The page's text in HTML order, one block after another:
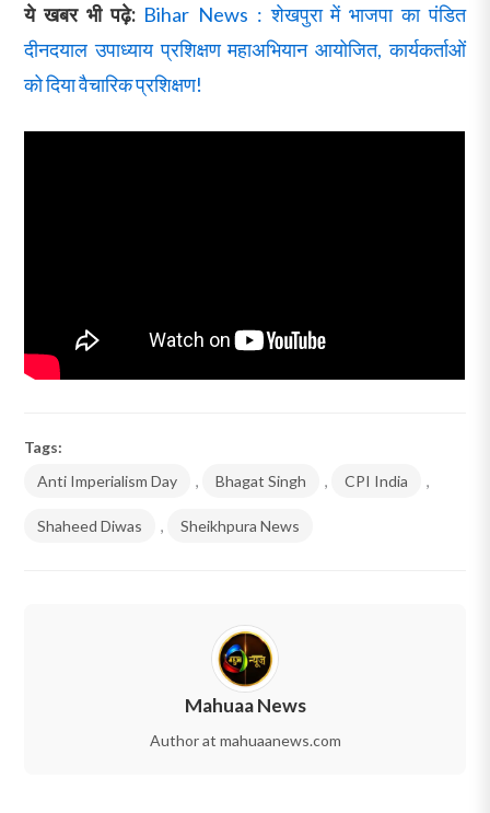
ये खबर भी पढ़े: Bihar News : शेखपुरा में भाजपा का पंडित
दीनदयाल उपाध्याय प्रशिक्षण महाअभियान आयोजित, कार्यकर्ताओं
को दिया वैचारिक प्रशिक्षण!
Tags:
Anti Imperialism Day
, Bhagat Singh , CPI India ,
Shaheed Diwas , Sheikhpura News
Mahuaa News
Author at mahuaanews.com